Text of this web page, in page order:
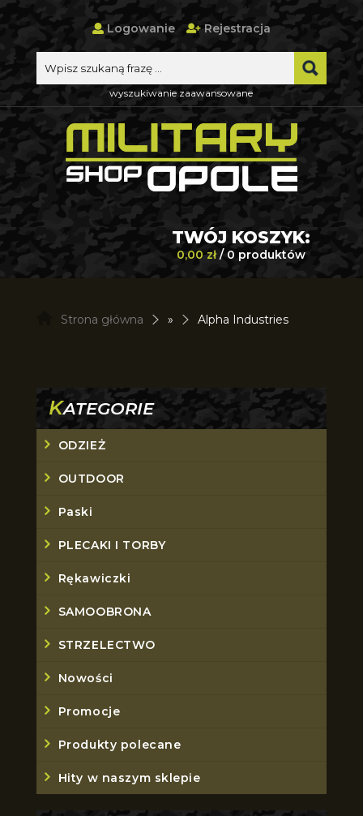
Logowanie Rejestracja
wyszukiwanie zaawansowane
TWÓJ KOSZYK:
0,00 zł/ 0 produktów
Strona główna » Alpha Industries
KATEGORIE
ODZIEŻ
OUTDOOR
Paski
PLECAKI I TORBY
Rękawiczki
SAMOOBRONA
STRZELECTWO
Nowości
Promocje
Produkty polecane
Hity w naszym sklepie